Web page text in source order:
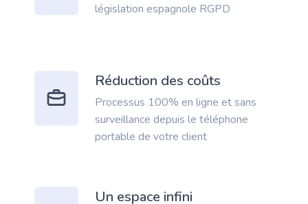
législation espagnole RGPD
Réduction des coûts
Processus 100% en ligne et sans
surveillance depuis le téléphone
portable de votre client
Un espace infini